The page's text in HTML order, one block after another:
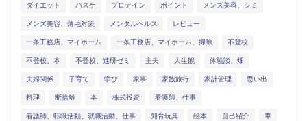
ダイエット バスケ プロテイン ポイント メンズ美容、シミ
メンズ美容、薄毛対策 メンタルヘルス レビュー
一条工務店、マイホーム 一条工務店、マイホーム、掃除 不登校
不登校、本 不登校、進研ゼミ 主夫 人生観 体験談、畑
夫婦関係 子育て 学び 家事 家族旅行 家計管理 思い出
料理 断捨離 本 株式投資 看護師、仕事
看護師、転職活動、就職活動、仕事 知育玩具 絵本 自己紹介 車